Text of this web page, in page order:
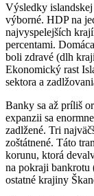
Výsledky
výborné. HDP na
najvyspelejších
percentami.
boli zdravé (dlh
Ekonomický rast
sektora a
Banky sa až príliš
expanzii sa
zadlžené. Tri
zoštátnené. Táto
korunu, ktorá
na pokraji bankrotu
ostatné krajiny